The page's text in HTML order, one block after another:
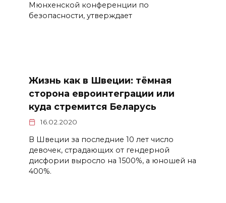
Мюнхенской конференции по
безопасности, утверждает
Жизнь как в Швеции: тёмная
сторона евроинтеграции или
куда стремится Беларусь
16.02.2020
В Швеции за последние 10 лет число
девочек, страдающих от гендерной
дисфории выросло на 1500%, а юношей на
400%.